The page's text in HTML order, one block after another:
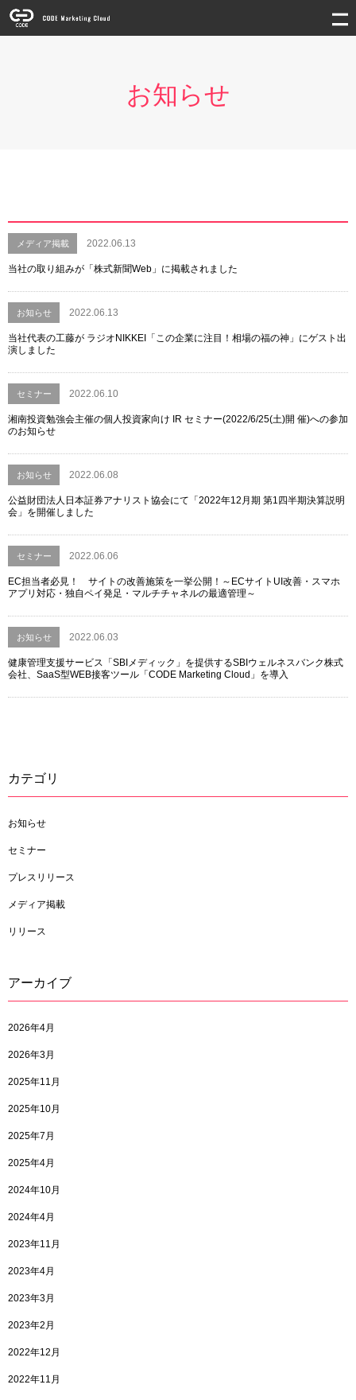
お知らせ
メディア掲載 2022.06.13
当社の取り組みが「株式新聞Web」に掲載されました
お知らせ 2022.06.13
当社代表の工藤が ラジオNIKKEI「この企業に注目！相場の福の神」にゲスト出
演しました
セミナー 2022.06.10
湘南投資勉強会主催の個人投資家向け IR セミナー(2022/6/25(土)開 催)への参加
のお知らせ
お知らせ 2022.06.08
公益財団法人日本証券アナリスト協会にて「2022年12月期 第1四半期決算説明
会」を開催しました
セミナー 2022.06.06
EC担当者必見！ サイトの改善施策を一挙公開！～ECサイトUI改善・スマホ
アプリ対応・独自ペイ発足・マルチチャネルの最適管理～
お知らせ 2022.06.03
健康管理支援サービス「SBIメディック」を提供するSBIウェルネスバンク株式
会社、SaaS型WEB接客ツール「CODE Marketing Cloud」を導入
カテゴリ
お知らせ
セミナー
プレスリリース
メディア掲載
リリース
アーカイブ
2026年4月
2026年3月
2025年11月
2025年10月
2025年7月
2025年4月
2024年10月
2024年4月
2023年11月
2023年4月
2023年3月
2023年2月
2022年12月
2022年11月